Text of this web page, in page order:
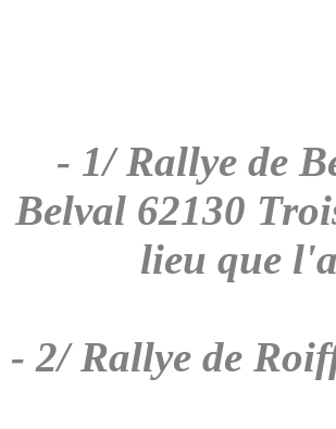
- 1/ Rallye de
Belval 62130
lieu que
- 2/ Rallye de